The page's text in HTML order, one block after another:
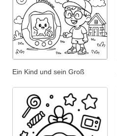
Ein Kind und sein Groß